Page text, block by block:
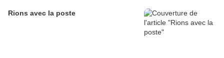
Rions avec la poste